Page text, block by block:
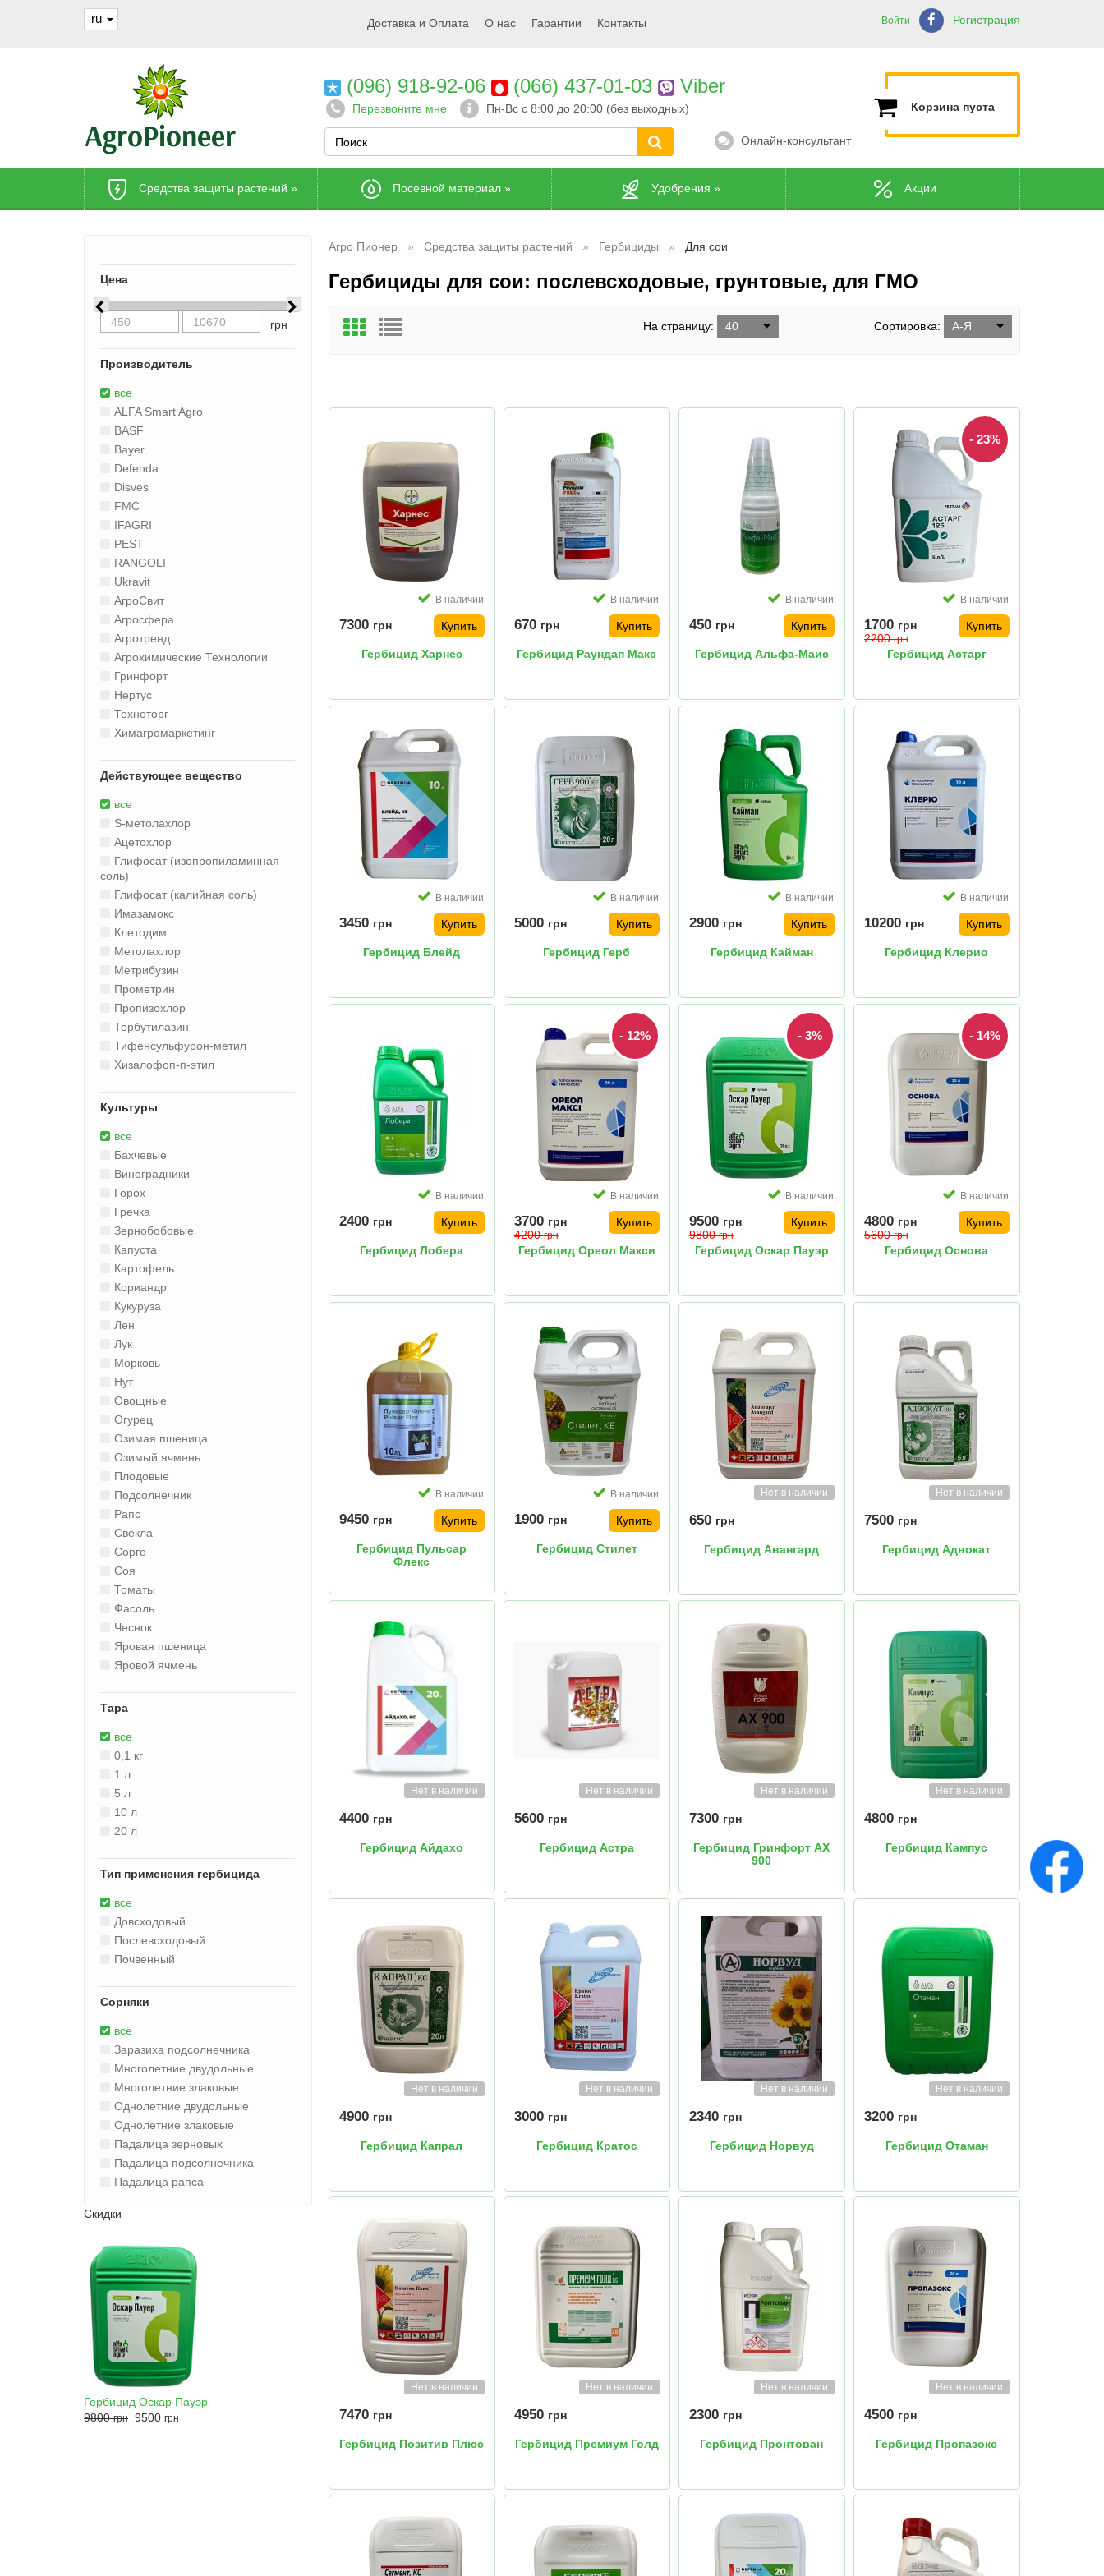
ru Войти Регистрация
Доставка и Оплата О нас Гарантии Контакты
(096) 918-92-06 (066) 437-01-03 Viber
Перезвоните мне Пн-Вс с 8:00 до 20:00 (без выходных)
Онлайн-консультант
Корзина пуста
Средства защиты растений » Посевной материал » Удобрения » Акции
Агро Пионер Средства защиты растений Гербициды Для сои
Гербициды для сои: послевсходовые, грунтовые, для ГМО
На страницу: 40 Сортировка: А-Я
В наличии
7300 грн Купить
Гербицид Харнес
В наличии
670 грн Купить
Гербицид Раундап Макс
В наличии
450 грн Купить
Гербицид Альфа-Маис
- 23%
В наличии
1700 грн
2200грн
Купить
Гербицид Астарг
В наличии
3450 грн Купить
Гербицид Блейд
В наличии
5000 грн Купить
Гербицид Герб
В наличии
2900 грн Купить
Гербицид Кайман
В наличии
10200 грн Купить
Гербицид Клерио
В наличии
2400 грн Купить
Гербицид Лобера
- 12%
В наличии
3700 грн
4200грн
Купить
Гербицид Ореол Макси
- 3%
В наличии
9500 грн
9800грн
Купить
Гербицид Оскар Пауэр
- 14%
В наличии
4800 грн
5600грн
Купить
Гербицид Основа
В наличии
9450 грн Купить
Гербицид Пульсар
Флекс
В наличии
1900 грн Купить
Гербицид Стилет
Нет в наличии
650 грн
Гербицид Авангард
Нет в наличии
7500 грн
Гербицид Адвокат
Нет в наличии
4400 грн
Гербицид Айдахо
Нет в наличии
5600 грн
Гербицид Астра
Нет в наличии
7300 грн
Гербицид Гринфорт АХ
900
Нет в наличии
4800 грн
Гербицид Кампус
Нет в наличии
4900 грн
Гербицид Капрал
Нет в наличии
3000 грн
Гербицид Кратос
Нет в наличии
2340 грн
Гербицид Норвуд
Нет в наличии
3200 грн
Гербицид Отаман
Нет в наличии
7470 грн
Гербицид Позитив Плюс
Нет в наличии
4950 грн
Гербицид Премиум Голд
Нет в наличии
2300 грн
Гербицид Пронтован
Нет в наличии
4500 грн
Гербицид Пропазокс
Цена
грн
Производитель
все
ALFA Smart Agro
BASF
Bayer
Defenda
Disves
FMC
IFAGRI
PEST
RANGOLI
Ukravit
АгроСвит
Агросфера
Агротренд
Агрохимические Технологии
Гринфорт
Нертус
Техноторг
Химагромаркетинг
Действующее вещество
все
S-метолахлор
Ацетохлор
Глифосат (изопропиламинная
соль)
Глифосат (калийная соль)
Имазамокс
Клетодим
Метолахлор
Метрибузин
Прометрин
Пропизохлор
Тербутилазин
Тифенсульфурон-метил
Хизалофоп-п-этил
Культуры
все
Бахчевые
Виноградники
Горох
Гречка
Зернобобовые
Капуста
Картофель
Кориандр
Кукуруза
Лен
Лук
Морковь
Нут
Овощные
Огурец
Озимая пшеница
Озимый ячмень
Плодовые
Подсолнечник
Рапс
Свекла
Сорго
Соя
Томаты
Фасоль
Чеснок
Яровая пшеница
Яровой ячмень
Тара
все
0,1 кг
1 л
5 л
10 л
20 л
Тип применения гербицида
все
Довсходовый
Послевсходовый
Почвенный
Сорняки
все
Заразиха подсолнечника
Многолетние двудольные
Многолетние злаковые
Однолетние двудольные
Однолетние злаковые
Падалица зерновых
Падалица подсолнечника
Падалица рапса
Скидки
Гербицид Оскар Пауэр
9800грн 9500 грн